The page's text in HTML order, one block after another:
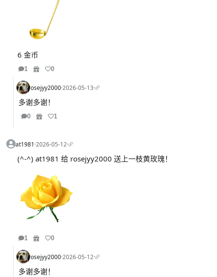
6 金币
1 0
rosejyy2000·2026-05-13·
多谢多谢！
0 1
at1981·2026-05-12·
(^-^) at1981 给 rosejyy2000 送上一枝黄玫瑰！
1 0
rosejyy2000·2026-05-12·
多谢多谢！